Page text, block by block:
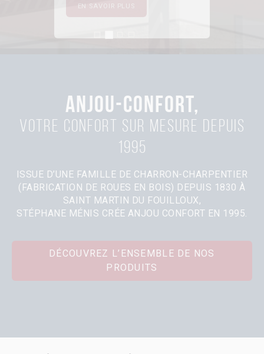
First slide details.
Second slide details.
Current Slide
Third slide details.
Four slide details.
ANJOU-CONFORT,
Votre confort sur mesure depuis
1995
ISSUE D’UNE FAMILLE DE CHARRON-CHARPENTIER
(FABRICATION DE ROUES EN BOIS) DEPUIS 1830 À
SAINT MARTIN DU FOUILLOUX,
STÉPHANE MÉNIS CRÉE ANJOU CONFORT EN 1995.
DÉCOUVREZ L’ENSEMBLE DE NOS
PRODUITS